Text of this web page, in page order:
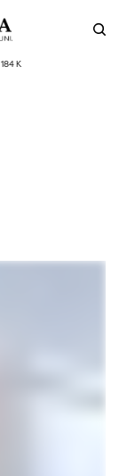
184 K